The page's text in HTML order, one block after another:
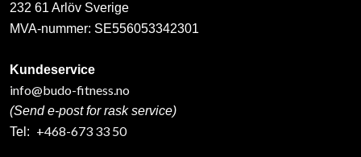
232 61 Arlöv Sverige
MVA-nummer: SE556053342301
Kundeservice
info@budo-fitness.no
(Send e-post for rask service)
Tel: +468-673 33 50